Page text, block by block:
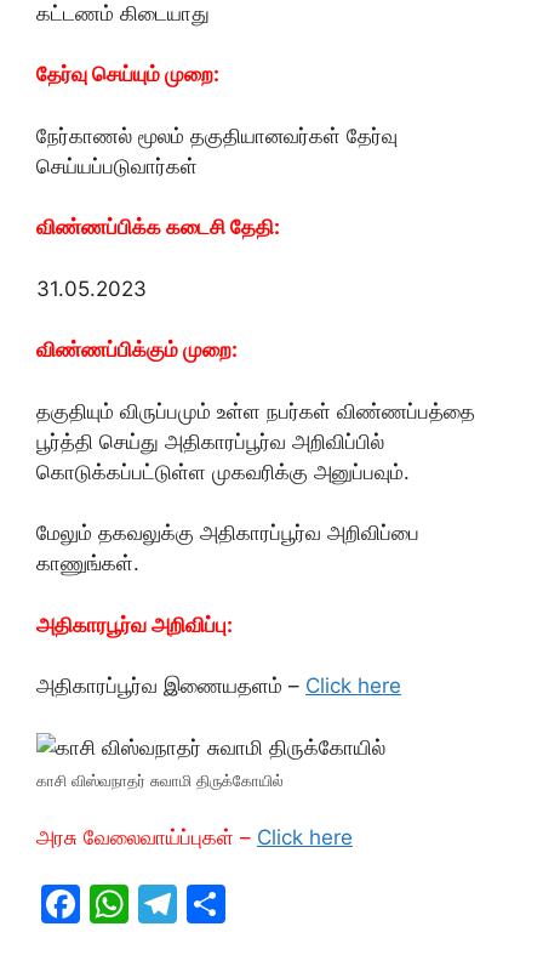
கட்டணம் கிடையாது
தேர்வு செய்யும் முறை:
நேர்காணல் மூலம் தகுதியானவர்கள் தேர்வு
செய்யப்படுவார்கள்
விண்ணப்பிக்க கடைசி தேதி:
31.05.2023
விண்ணப்பிக்கும் முறை:
தகுதியும் விருப்பமும் உள்ள நபர்கள் விண்ணப்பத்தை
பூர்த்தி செய்து அதிகாரப்பூர்வ அறிவிப்பில்
கொடுக்கப்பட்டுள்ள முகவரிக்கு அனுப்பவும்.
மேலும் தகவலுக்கு அதிகாரப்பூர்வ அறிவிப்பை
காணுங்கள்.
அதிகாரபூர்வ அறிவிப்பு:
அதிகாரப்பூர்வ இணையதளம் – Click here
காசி விஸ்வநாதர் சுவாமி திருக்கோயில்
அரசு வேலைவாய்ப்புகள் – Click here
F
W T